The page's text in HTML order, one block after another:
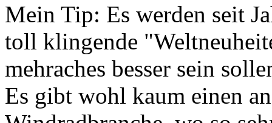
Mein Tip: Es werden seit
toll klingende
mehraches besser sein
Es gibt wohl kaum einen